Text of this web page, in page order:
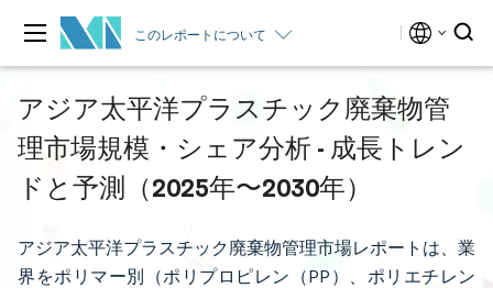
このレポートについて
アジア太平洋プラスチック廃棄物管
理市場規模・シェア分析 - 成長トレン
ドと予測（2025年〜2030年）
アジア太平洋プラスチック廃棄物管理市場レポートは、業
界をポリマー別（ポリプロピレン（PP）、ポリエチレン